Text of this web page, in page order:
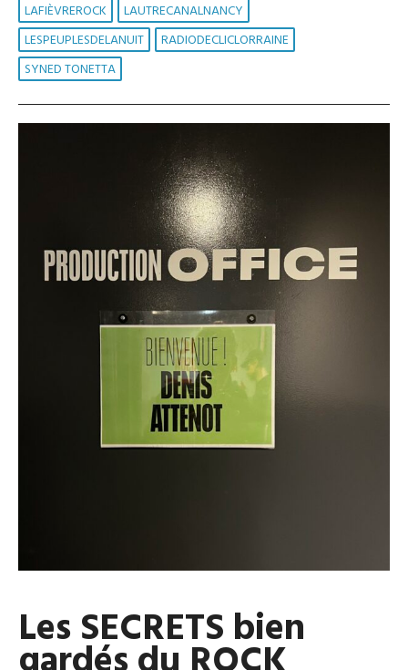
LAFIÈVREROCK
LAUTRECANALNANCY
LESPEUPLESDELANUIT
RADIODECLICLORRAINE
SYNED TONETTA
Les SECRETS bien